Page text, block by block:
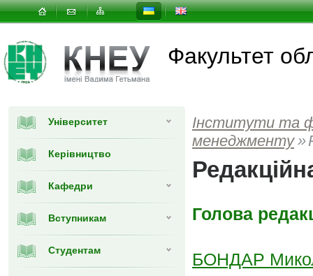
Факультет
Університет
Керівництво
Кафедри
Вступникам
Студентам
Інститути та
менеджменту »
Голова
БОНДАР